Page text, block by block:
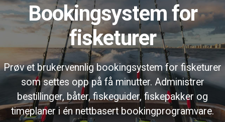
Bookingsystem for
fisketurer
Prøv et brukervennlig bookingsystem for fisketurer
som settes opp på få minutter. Administrer
bestillinger, båter, fiskeguider, fiskepakker og
timeplaner i én nettbasert bookingprogramvare.